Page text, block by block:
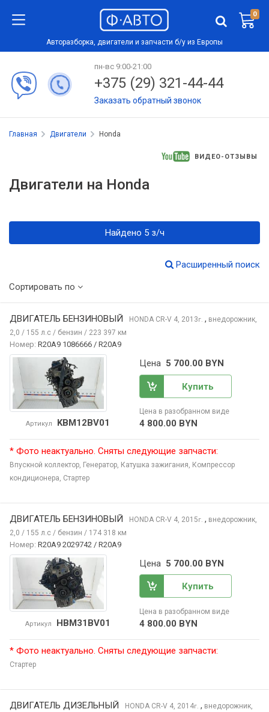
0
Авторазборка, двигатели и запчасти б/у из Европы
пн-вс 9:00-21:00
+375 (29) 321-44-44
Заказать обратный звонок
Главная Двигатели Honda
ВИДЕО-ОТЗЫВЫ
Двигатели на Honda
Найдено 5 з/ч
Расширенный поиск
Сортировать по
ДВИГАТЕЛЬ БЕНЗИНОВЫЙ HONDA CR-V 4, 2013г. , внедорожник,
2,0 / 155 л.с / бензин / 223 397 км
Номер: R20A9 1086666 / R20A9
Артикул KBM12BV01
Цена 5 700.00 BYN
Купить
Цена в разобранном виде
4 800.00 BYN
* Фото неактуально. Сняты следующие запчасти:
Впускной коллектор, Генератор, Катушка зажигания, Компрессор
кондиционера, Стартер
ДВИГАТЕЛЬ БЕНЗИНОВЫЙ HONDA CR-V 4, 2015г. , внедорожник,
2,0 / 155 л.с / бензин / 174 318 км
Номер: R20A9 2029742 / R20A9
Артикул HBM31BV01
Цена 5 700.00 BYN
Купить
Цена в разобранном виде
4 800.00 BYN
* Фото неактуально. Сняты следующие запчасти:
Стартер
ДВИГАТЕЛЬ ДИЗЕЛЬНЫЙ HONDA CR-V 4, 2014г. , внедорожник,